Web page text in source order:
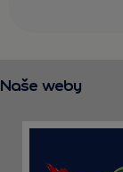
Naše weby